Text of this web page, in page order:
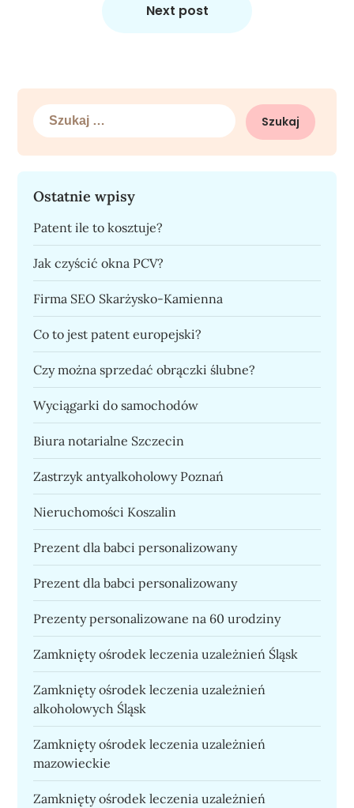
Next post
Szukaj:
Ostatnie wpisy
Patent ile to kosztuje?
Jak czyścić okna PCV?
Firma SEO Skarżysko-Kamienna
Co to jest patent europejski?
Czy można sprzedać obrączki ślubne?
Wyciągarki do samochodów
Biura notarialne Szczecin
Zastrzyk antyalkoholowy Poznań
Nieruchomości Koszalin
Prezent dla babci personalizowany
Prezent dla babci personalizowany
Prezenty personalizowane na 60 urodziny
Zamknięty ośrodek leczenia uzależnień Śląsk
Zamknięty ośrodek leczenia uzależnień
alkoholowych Śląsk
Zamknięty ośrodek leczenia uzależnień
mazowieckie
Zamknięty ośrodek leczenia uzależnień